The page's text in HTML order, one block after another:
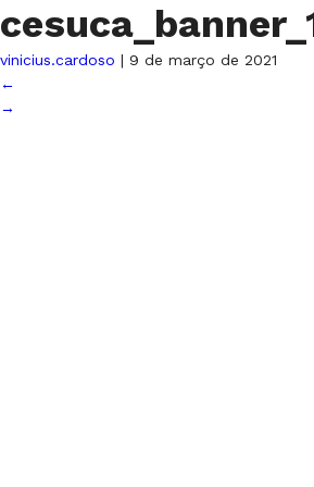
vinicius.cardoso | 9 de março de 2021
←
→